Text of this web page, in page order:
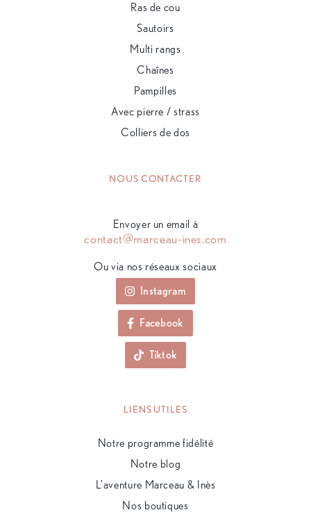
Ras de cou
Sautoirs
Multi rangs
Chaînes
Pampilles
Avec pierre / strass
Colliers de dos
NOUS CONTACTER
Envoyer un email à
contact@marceau-ines.com
Ou via nos réseaux sociaux
Instagram
Facebook
Tiktok
LIENS UTILES
Notre programme fidélité
Notre blog
L’aventure Marceau & Inès
Nos boutiques